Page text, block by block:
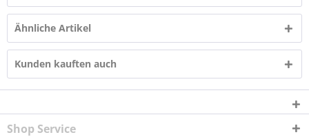
Ähnliche Artikel
Kunden kauften auch
Shop Service